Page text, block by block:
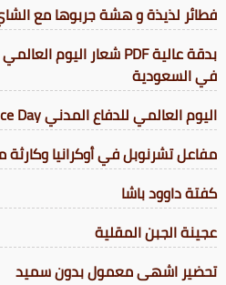
فطائر لذيذة و هشة جربوها مع
في السعودية
اليوم العالمي للدفاع المدني World Civil Defence Day
مفاعل تشرنوبل في أوكرانيا وكارثة
كفتة داوود باشا
عجينة الجبن المقلية
تحضير اشهى معمول بدون سميد